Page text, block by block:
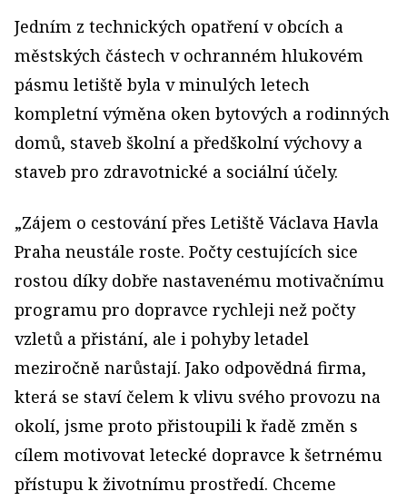
Jedním z technických opatření v obcích a
městských částech v ochranném hlukovém
pásmu letiště byla v minulých letech
kompletní výměna oken bytových a rodinných
domů, staveb školní a předškolní výchovy a
staveb pro zdravotnické a sociální účely.
„Zájem o cestování přes Letiště Václava Havla
Praha neustále roste. Počty cestujících sice
rostou díky dobře nastavenému motivačnímu
programu pro dopravce rychleji než počty
vzletů a přistání, ale i pohyby letadel
meziročně narůstají. Jako odpovědná firma,
která se staví čelem k vlivu svého provozu na
okolí, jsme proto přistoupili k řadě změn s
cílem motivovat letecké dopravce k šetrnému
přístupu k životnímu prostředí. Chceme